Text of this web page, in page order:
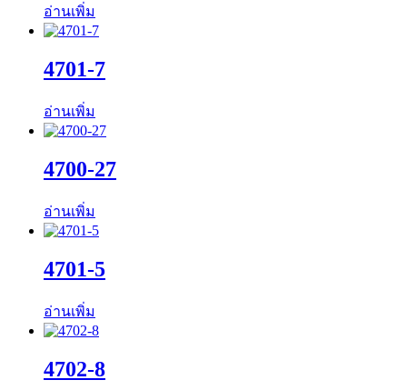
อ่านเพิ่ม
4701-7
อ่านเพิ่ม
4700-27
อ่านเพิ่ม
4701-5
อ่านเพิ่ม
4702-8